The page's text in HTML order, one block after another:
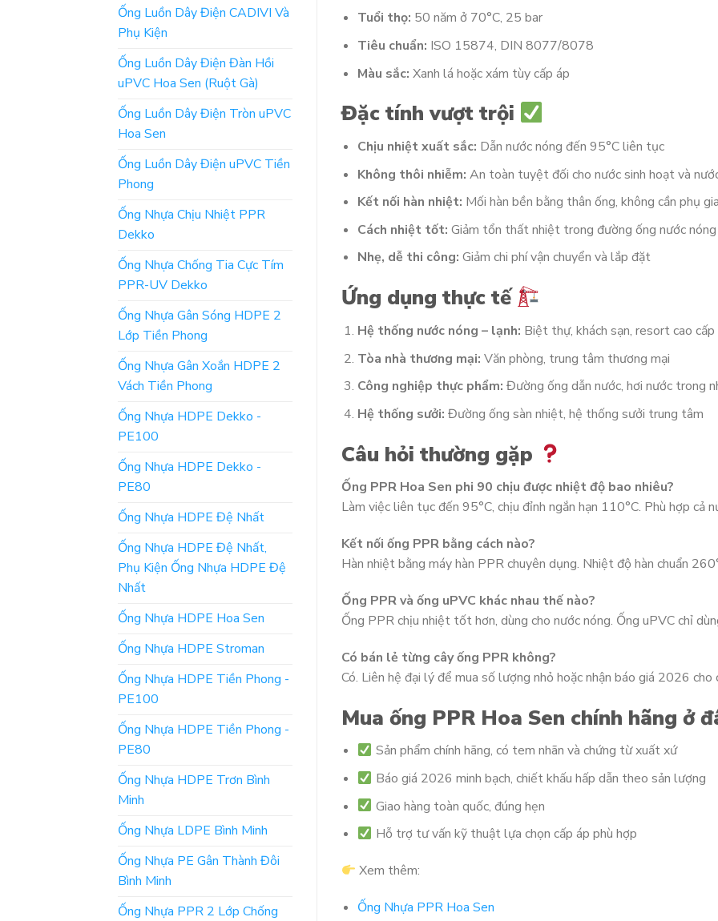
Ống Luồn Dây Điện CADIVI Và
Phụ Kiện
Ống Luồn Dây Điện Đàn Hồi
uPVC Hoa Sen (Ruột Gà)
Ống Luồn Dây Điện Tròn uPVC
Hoa Sen
Ống Luồn Dây Điện uPVC Tiền
Phong
Ống Nhựa Chịu Nhiệt PPR
Dekko
Ống Nhựa Chống Tia Cực Tím
PPR-UV Dekko
Ống Nhựa Gân Sóng HDPE 2
Lớp Tiền Phong
Ống Nhựa Gân Xoắn HDPE 2
Vách Tiền Phong
Ống Nhựa HDPE Dekko -
PE100
Ống Nhựa HDPE Dekko -
PE80
Ống Nhựa HDPE Đệ Nhất
Ống Nhựa HDPE Đệ Nhất,
Phụ Kiện Ống Nhựa HDPE Đệ
Nhất
Ống Nhựa HDPE Hoa Sen
Ống Nhựa HDPE Stroman
Ống Nhựa HDPE Tiền Phong -
PE100
Ống Nhựa HDPE Tiền Phong -
PE80
Ống Nhựa HDPE Trơn Bình
Minh
Ống Nhựa LDPE Bình Minh
Ống Nhựa PE Gân Thành Đôi
Bình Minh
Ống Nhựa PPR 2 Lớp Chống
Tuổi thọ: 50 năm ở 70°C, 25 bar
Tiêu chuẩn: ISO 15874, DIN 8077/8078
Màu sắc: Xanh lá hoặc xám tùy cấp áp
Đặc tính vượt trội
Chịu nhiệt xuất sắc: Dẫn nước nóng đến 95°C liên tục
Không thôi nhiễm: An toàn tuyệt đối cho nước sinh hoạt và
Kết nối hàn nhiệt: Mối hàn bền bằng thân ống, không cần phụ gia
Cách nhiệt tốt: Giảm tổn thất nhiệt trong đường ống nước nóng
Nhẹ, dễ thi công: Giảm chi phí vận chuyển và lắp đặt
Ứng dụng thực tế
Hệ thống nước nóng – lạnh: Biệt thự, khách sạn, resort cao cấp
Tòa nhà thương mại: Văn phòng, trung tâm thương mại
Công nghiệp thực phẩm: Đường ống dẫn nước, hơi nước trong
Hệ thống sưởi: Đường ống sàn nhiệt, hệ thống sưởi trung tâm
Câu hỏi thường gặp
Ống PPR Hoa Sen phi 90 chịu được nhiệt độ bao nhiêu?
Làm việc liên tục đến 95°C, chịu đỉnh ngắn hạn 110°C. Phù hợp cả
Kết nối ống PPR bằng cách nào?
Hàn nhiệt bằng máy hàn PPR chuyên dụng. Nhiệt độ hàn chuẩn
Ống PPR và ống uPVC khác nhau thế nào?
Ống PPR chịu nhiệt tốt hơn, dùng cho nước nóng. Ống uPVC chỉ
Có bán lẻ từng cây ống PPR không?
Có. Liên hệ đại lý để mua số lượng nhỏ hoặc nhận báo giá 2026 cho
Mua ống PPR Hoa Sen chính hãng ở
Sản phẩm chính hãng, có tem nhãn và chứng từ xuất xứ
Báo giá 2026 minh bạch, chiết khấu hấp dẫn theo sản lượng
Giao hàng toàn quốc, đúng hẹn
Hỗ trợ tư vấn kỹ thuật lựa chọn cấp áp phù hợp
Xem thêm:
Ống Nhựa PPR Hoa Sen